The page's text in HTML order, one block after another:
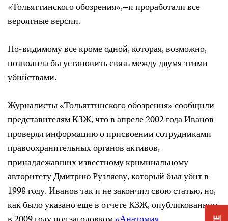
«Тольяттинского обозрения»,–и проработали все
вероятные версии.
По-видимому все кроме одной, которая, возможно,
позволила бы установить связь между двумя этими
убийствами.
Журналисты «Тольяттинского обозрения» сообщили
представителям КЗЖ, что в апреле 2002 года Иванов
проверял информацию о присвоении сотрудниками
правоохранительных органов активов,
принадлежавших известному криминальному
авторитету Дмитрию Рузляеву, который был убит в
1998 году. Иванов так и не закончил свою статью, но,
как было указано еще в отчете КЗЖ, опубликованном